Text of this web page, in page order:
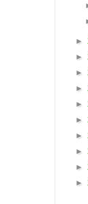
►
►
►
►
►
►
►
►
►
►